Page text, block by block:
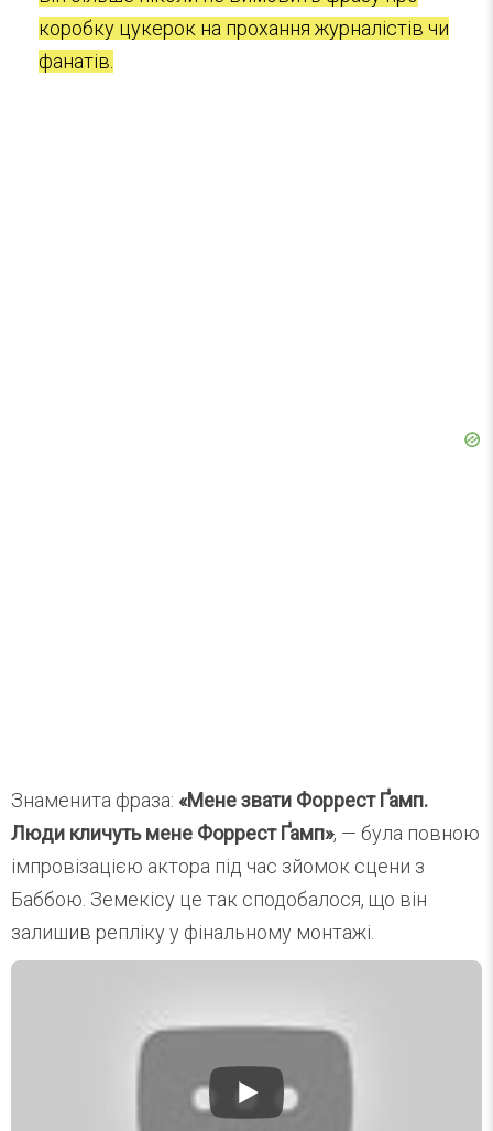
коробку цукерок на прохання журналістів чи
фанатів.
Знаменита фраза: «Мене звати Форрест Ґамп.
Люди кличуть мене Форрест Ґамп», — була повною
імпровізацією актора під час зйомок сцени з
Баббою. Земекісу це так сподобалося, що він
залишив репліку у фінальному монтажі.